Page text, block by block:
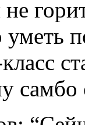
самбо